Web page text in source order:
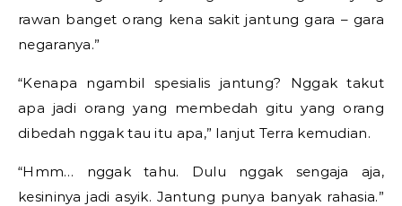
rawan banget orang kena sakit jantung gara – gara
negaranya.”
“Kenapa ngambil spesialis jantung? Nggak takut
apa jadi orang yang membedah gitu yang orang
dibedah nggak tau itu apa,” lanjut Terra kemudian.
“Hmm… nggak tahu. Dulu nggak sengaja aja,
kesininya jadi asyik. Jantung punya banyak rahasia.”